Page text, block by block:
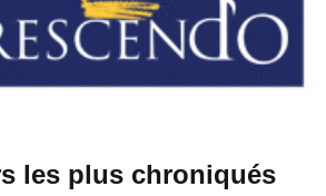
les plus chroniqués